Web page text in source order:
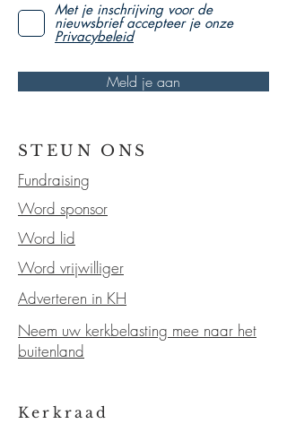
Met je inschrijving voor de
nieuwsbrief accepteer je onze
Privacybeleid
Meld je aan
STEUN ONS
Fundraising
Word sponsor
Word lid
Word vrijwilliger
Adverteren in KH
Neem uw kerkbelasting mee naar het
buitenland
Kerkraad